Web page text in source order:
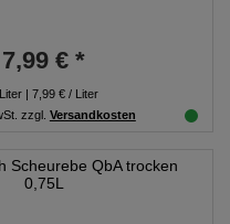
7,99 € *
Liter | 7,99 € / Liter
zzgl. Versandkosten
Scheurebe QbA trocken
0,75L